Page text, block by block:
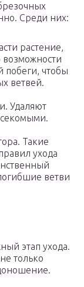
Среди них:
растение,
возможности
чтобы
ветвей.
Удаляют
Такие
ухода
ветви
этап ухода.
только